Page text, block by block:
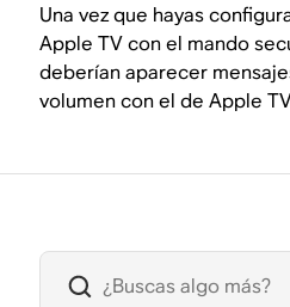
Una vez que hayas
Apple TV con el mando
deberían aparecer
volumen con el de Apple